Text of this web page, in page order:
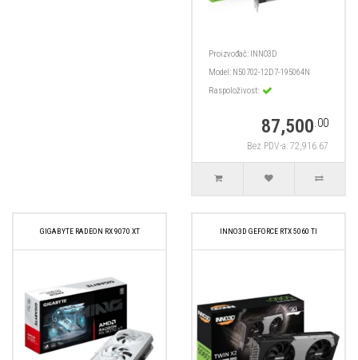
Proizvođač: INNO3D
Model: N50702-12D7-195064N
Raspoloživost:
87,500.00
Bez PDV-a: 72,916.67
GIGABYTE RADEON RX 9070 XT INNO3D GEFORCE RTX 5060 TI